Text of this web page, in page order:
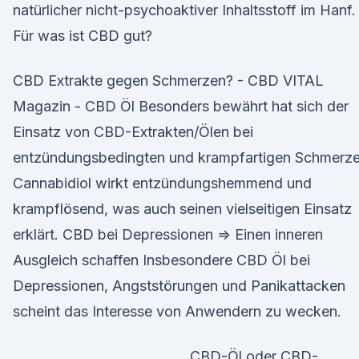
natürlicher nicht-psychoaktiver Inhaltsstoff im Hanf.
Für was ist CBD gut?
CBD Extrakte gegen Schmerzen? - CBD VITAL
Magazin - CBD Öl Besonders bewährt hat sich der
Einsatz von CBD-Extrakten/Ölen bei
entzündungsbedingten und krampfartigen
Cannabidiol wirkt entzündungshemmend und
krampflösend, was auch seinen vielseitigen Einsatz
erklärt. CBD bei Depressionen ⇒ Einen inneren
Ausgleich schaffen Insbeson­dere CBD Öl bei
Depressionen, Angst­störungen und Panikattacken
scheint das Interesse von Anwendern zu wecken.